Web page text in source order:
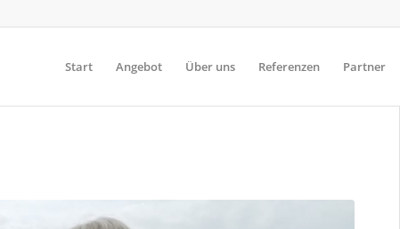
Start Angebot Über uns Referenzen Partner